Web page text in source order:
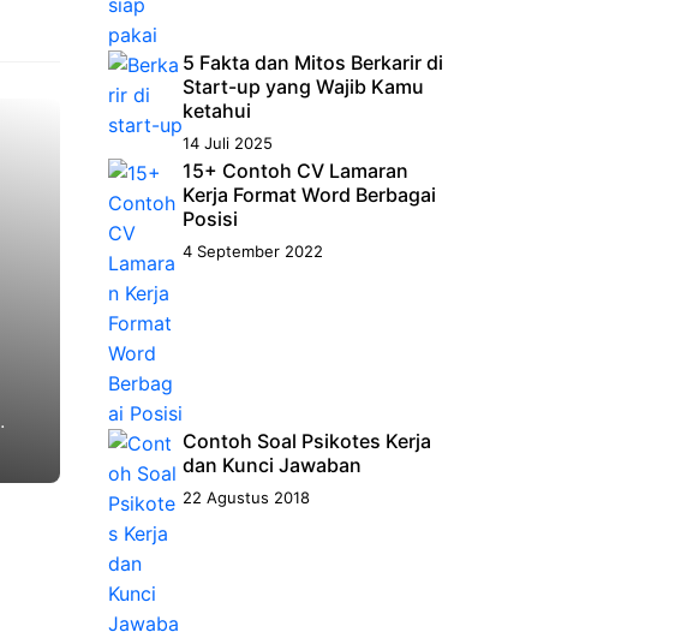
5 Fakta dan Mitos Berkarir di
Start-up yang Wajib Kamu
ketahui
14 Juli 2025
15+ Contoh CV Lamaran
Kerja Format Word Berbagai
Posisi
4 September 2022
Contoh Soal Psikotes Kerja
dan Kunci Jawaban
22 Agustus 2018